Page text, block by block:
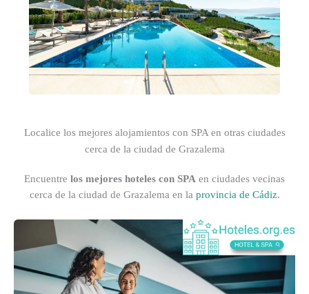
Localice los mejores alojamientos con SPA en otras ciudades
cerca de la ciudad de Grazalema
Encuentre los mejores hoteles con SPA en ciudades vecinas
cerca de la ciudad de Grazalema en la provincia de Cádiz.